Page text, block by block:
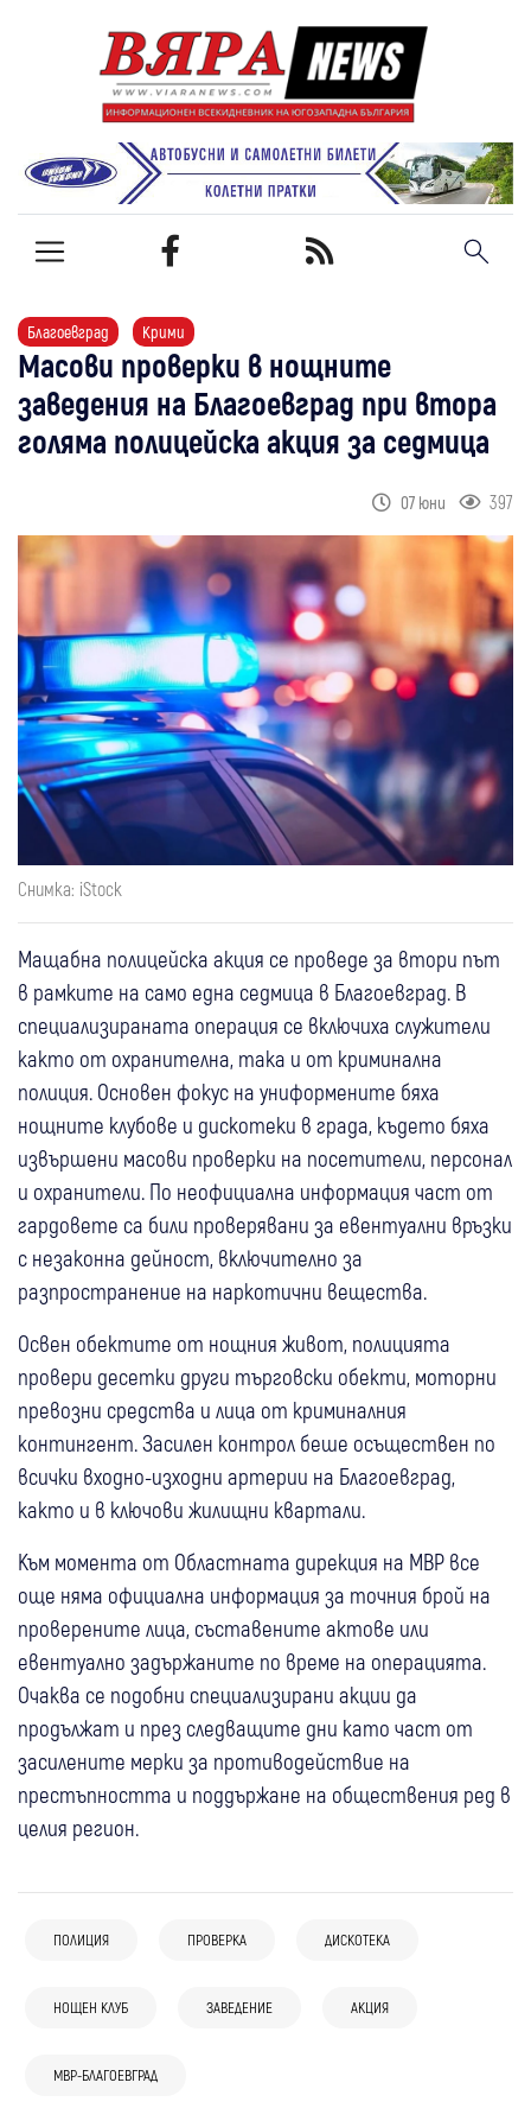
Благоевград Крими
Масови проверки в нощните
заведения на Благоевград при втора
голяма полицейска акция за седмица
07 юни 397
Снимка: iStock
Мащабна полицейска акция се проведе за втори път
в рамките на само една седмица в Благоевград. В
специализираната операция се включиха служители
както от охранителна, така и от криминална
полиция. Основен фокус на униформените бяха
нощните клубове и дискотеки в града, където бяха
извършени масови проверки на посетители, персонал
и охранители. По неофициална информация част от
гардовете са били проверявани за евентуални връзки
с незаконна дейност, включително за
разпространение на наркотични вещества.
Освен обектите от нощния живот, полицията
провери десетки други търговски обекти, моторни
превозни средства и лица от криминалния
контингент. Засилен контрол беше осъществен по
всички входно-изходни артерии на Благоевград,
както и в ключови жилищни квартали.
Към момента от Областната дирекция на МВР все
още няма официална информация за точния брой на
проверените лица, съставените актове или
евентуално задържаните по време на операцията.
Очаква се подобни специализирани акции да
продължат и през следващите дни като част от
засилените мерки за противодействие на
престъпността и поддържане на обществения ред в
целия регион.
ПОЛИЦИЯ ПРОВЕРКА ДИСКОТЕКА
НОЩЕН КЛУБ ЗАВЕДЕНИЕ АКЦИЯ
МВР-БЛАГОЕВГРАД
канабис и над 46 000 евро
Радомир с извънредни мерки след